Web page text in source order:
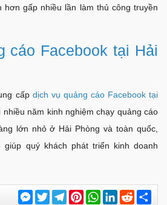
hơn gấp nhiều lần làm thủ công truyền
cáo Facebook tại Hải
cấp dịch vụ quảng cáo Facebook tại
nhiều năm kinh nghiệm chạy quảng cáo
lớn nhỏ ở Hải Phòng và toàn quốc,
quý khách phát triển kinh doanh
Messenger
TwitterTelegramPinterestWhatsApp
LinkedInReddit